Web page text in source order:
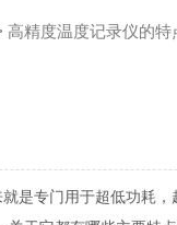
高精度温度记录仪的特
是专门用于超低功耗